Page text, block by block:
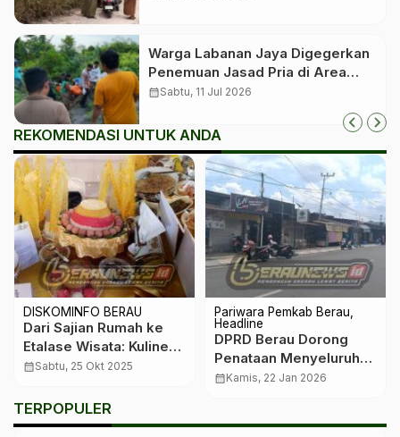
Warga Labanan Jaya Digegerkan
Penemuan Jasad Pria di Area
Perkebunan
calendar_monthSabtu, 11 Jul 2026
REKOMENDASI UNTUK ANDA
DISKOMINFO BERAU
Dari Sajian Rumah ke
Etalase Wisata: Kuliner
Berau Maju Satu
calendar_monthSabtu, 25 Okt 2025
Pariwara Pemkab Berau
Headline
DPRD Berau Dorong
Penataan Menyeluruh
Kios AKB Sanipah I
calendar_monthKamis, 22 Jan 2026
TERPOPULER